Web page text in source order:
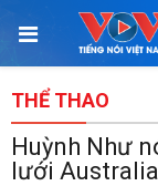
THỂ THAO
Huỳnh Như
lưới